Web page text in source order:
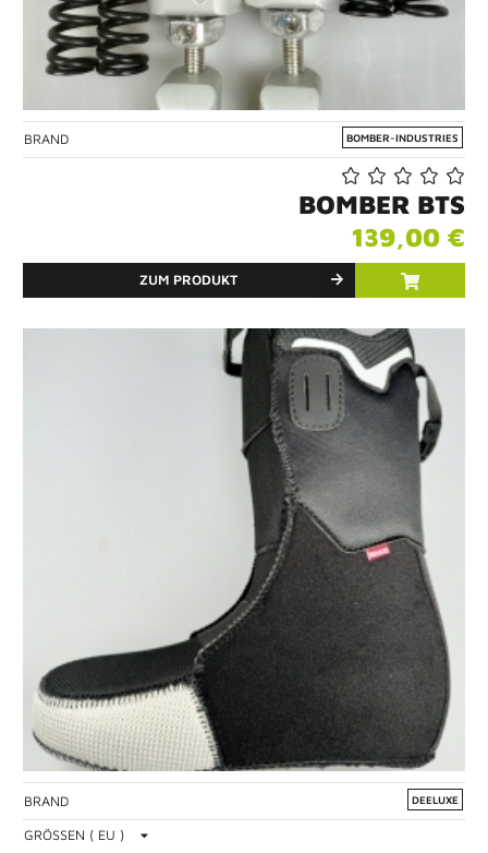
BRAND BOMBER-INDUSTRIES
BOMBER BTS
139,00 €
ZUM PRODUKT
BRAND DEELUXE
GRÖSSEN ( EU )